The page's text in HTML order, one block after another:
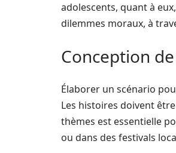
adolescents, quant à
dilemmes moraux, à
Conception
Élaborer un scénario
Les histoires doivent
thèmes est essentielle
ou dans des festivals